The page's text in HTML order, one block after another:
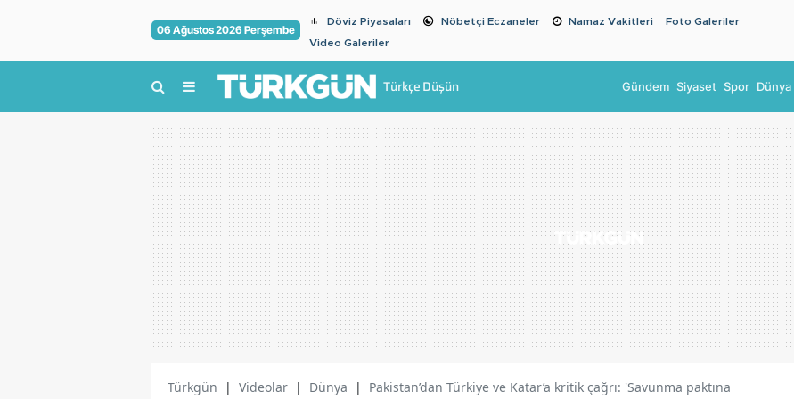
06 Ağustos 2026 Perşembe
Döviz Piyasaları Nöbetçi Eczaneler Namaz Vakitleri
Foto Galeriler
Video Galeriler
Türkçe Düşün Gündem Siyaset Spor Dünya
Türkgün | Videolar | Dünya | Pakistan’dan Türkiye ve Katar’a kritik çağrı: 'Savunma paktına dahil olun!'